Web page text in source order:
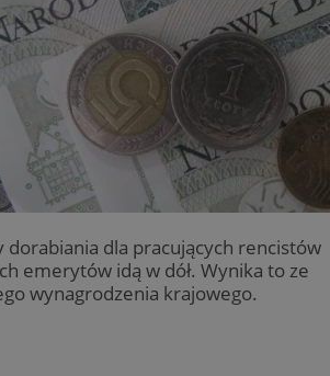
dorabiania dla pracujących rencistów
emerytów idą w dół. Wynika to ze
wynagrodzenia krajowego.